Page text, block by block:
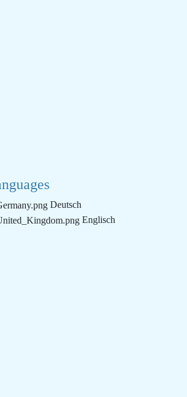
Deutsch
Englisch